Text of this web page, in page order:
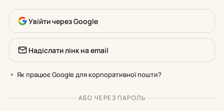
Увійти через Google
Надіслати лінк на email
Як працює Google для корпоративної пошти?
АБО ЧЕРЕЗ ПАРОЛЬ